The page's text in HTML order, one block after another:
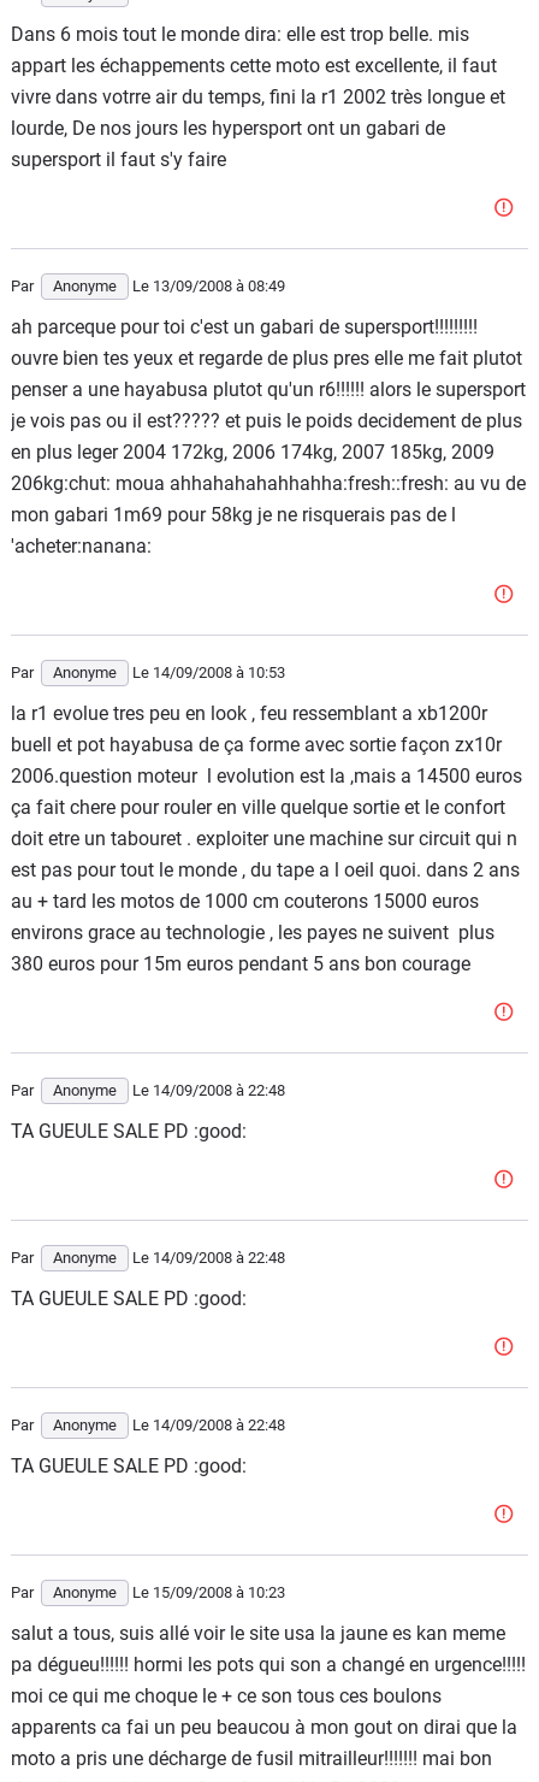
Dans 6 mois tout le monde dira: elle est trop belle. mis
appart les échappements cette moto est excellente, il faut
vivre dans votrre air du temps, fini la r1 2002 très longue et
lourde, De nos jours les hypersport ont un gabari de
supersport il faut s'y faire
Par Anonyme Le 13/09/2008 à 08:49
ah parceque pour toi c'est un gabari de supersport!!!!!!!!!
ouvre bien tes yeux et regarde de plus pres elle me fait plutot
penser a une hayabusa plutot qu'un r6!!!!!! alors le supersport
je vois pas ou il est????? et puis le poids decidement de plus
en plus leger 2004 172kg, 2006 174kg, 2007 185kg, 2009
206kg:chut: moua ahhahahahahhahha:fresh::fresh: au vu de
mon gabari 1m69 pour 58kg je ne risquerais pas de l
'acheter:nanana:
Par Anonyme Le 14/09/2008 à 10:53
la r1 evolue tres peu en look , feu ressemblant a xb1200r
buell et pot hayabusa de ça forme avec sortie façon zx10r
2006.question moteur l evolution est la ,mais a 14500 euros
ça fait chere pour rouler en ville quelque sortie et le confort
doit etre un tabouret . exploiter une machine sur circuit qui n
est pas pour tout le monde , du tape a l oeil quoi. dans 2 ans
au + tard les motos de 1000 cm couterons 15000 euros
environs grace au technologie , les payes ne suivent plus
380 euros pour 15m euros pendant 5 ans bon courage
Par Anonyme Le 14/09/2008 à 22:48
TA GUEULE SALE PD :good:
Par Anonyme Le 14/09/2008 à 22:48
TA GUEULE SALE PD :good:
Par Anonyme Le 14/09/2008 à 22:48
TA GUEULE SALE PD :good:
Par Anonyme Le 15/09/2008 à 10:23
salut a tous, suis allé voir le site usa la jaune es kan meme
pa dégueu!!!!!! hormi les pots qui son a changé en urgence!!!!!
moi ce qui me choque le + ce son tous ces boulons
apparents ca fai un peu beaucou à mon gout on dirai que la
moto a pris une décharge de fusil mitrailleur!!!!!!! mai bon